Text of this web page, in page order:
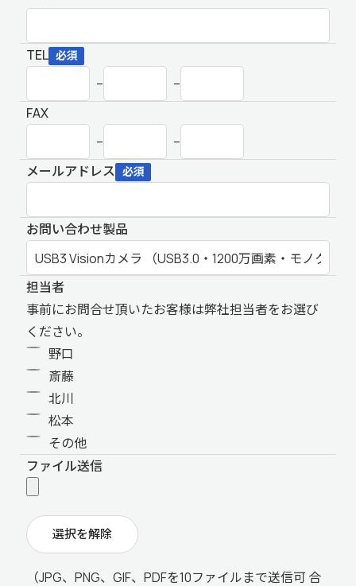
TEL 必須
–
–
FAX
–
–
メールアドレス 必須
お問い合わせ製品
担当者
事前にお問合せ頂いたお客様は弊社担当者をお選び
ください。
野口
斎藤
北川
松本
その他
ファイル送信
選択を解除
（JPG、PNG、GIF、PDFを10ファイルまで送信可 合